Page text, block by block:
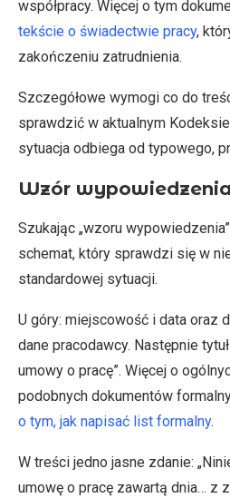
współpracy. Więcej o tym
tekście o świadectwie pracy,
zakończeniu zatrudnienia.
Szczegółowe wymogi co do
sprawdzić w aktualnym
sytuacja odbiega od typowego,
Wzór wypowiedzenia
Szukając „wzoru
schemat, który sprawdzi się w
standardowej sytuacji.
U góry: miejscowość i data oraz
dane pracodawcy. Następnie
umowy o pracę”. Więcej o
podobnych dokumentów
o tym, jak napisać list formalny.
W treści jedno jasne zdanie:
umowę o pracę zawartą dnia… z